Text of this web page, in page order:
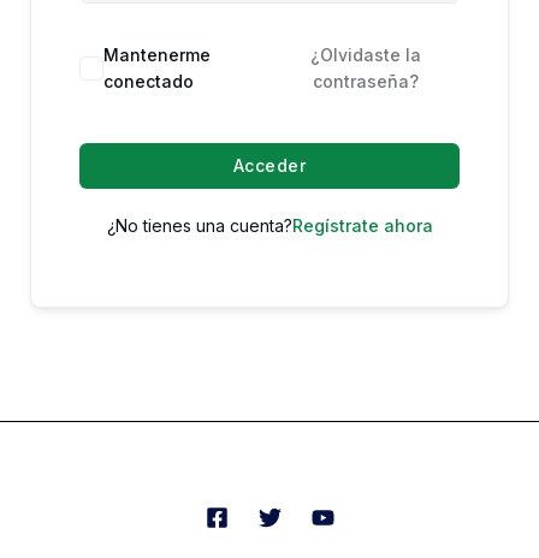
Mantenerme
conectado
¿Olvidaste la
contraseña?
Acceder
¿No tienes una cuenta?Regístrate ahora